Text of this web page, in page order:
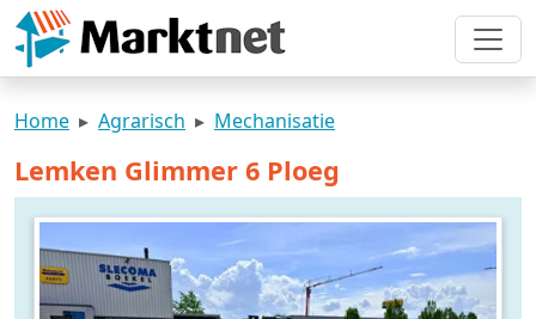
Home Agrarisch Mechanisatie
Lemken Glimmer 6 Ploeg